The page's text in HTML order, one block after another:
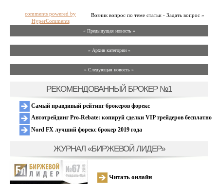
Возник вопрос по теме статьи - Задать вопрос »
comments powered by
HyperComments
« Предыдущая новость «
» Архив категории «
» Следующая новость »
РЕКОМЕНДОВАННЫЙ БРОКЕР №1
Самый правдивый рейтинг брокеров форекс
Автотрейдинг Pro-Rebate: копируй сделки VIP трейдеров бесплатно
Nord FX лучший форекс брокер 2019 года
ЖУРНАЛ «БИРЖЕВОЙ ЛИДЕР»
Читать онлайн